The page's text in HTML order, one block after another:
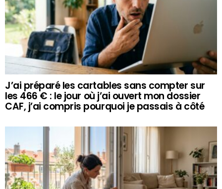
J’ai préparé les cartables sans compter sur
les 466 € : le jour où j’ai ouvert mon dossier
CAF, j’ai compris pourquoi je passais à côté